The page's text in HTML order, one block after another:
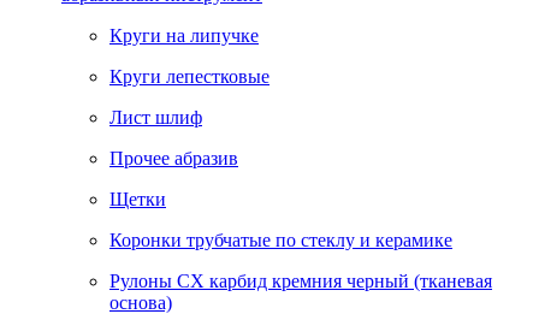
Круги на липучке
Круги лепестковые
Лист шлиф
Прочее абразив
Щетки
Коронки трубчатые по стеклу и керамике
Рулоны CX карбид кремния черный (тканевая
основа)